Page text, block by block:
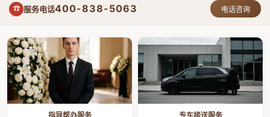
☎ 服务电话400-838-5063 电话咨询